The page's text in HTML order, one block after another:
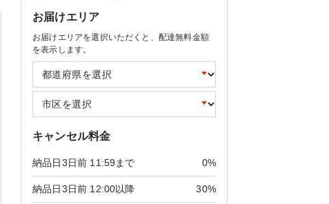
お届けエリア
お届けエリアを選択いただくと、配達無料金額
を表示します。
キャンセル料金
納品日3日前 11:59まで 0%
納品日3日前 12:00以降 30%